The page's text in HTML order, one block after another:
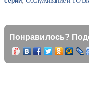
Понравилось?